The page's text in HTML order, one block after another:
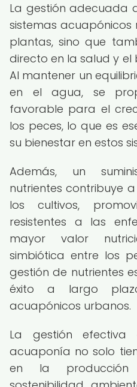
La gestión adecuada
sistemas
plantas, sino que
directo en la salud y el
Al mantener un
en el agua, se
favorable para el
los peces, lo que es
su bienestar en estos
Además, un
nutrientes contribuye
los cultivos,
resistentes a las
mayor valor
simbiótica entre los
gestión de nutrientes
éxito a largo
acuapónicos urbanos.
La gestión
acuaponía no solo
en la